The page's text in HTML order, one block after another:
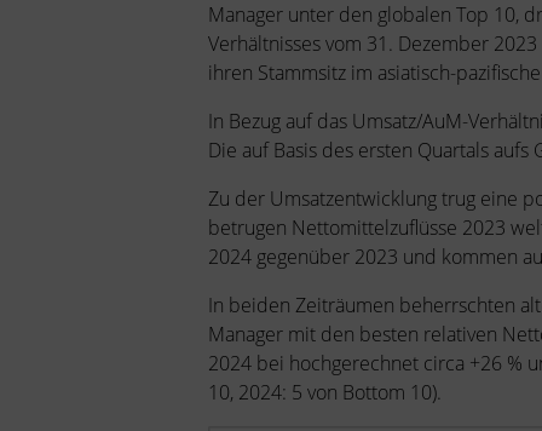
Manager unter den globalen Top 10,
Verhältnisses vom 31. Dezember
ihren Stammsitz im asiatisch-
In Bezug auf das Umsatz/AuM-
Die auf Basis des ersten Quartals
Zu der Umsatzentwicklung trug eine
betrugen Nettomittelzuflüsse 2023
2024 gegenüber 2023 und kommen
In beiden Zeiträumen beherrschten
Manager mit den besten relativen
2024 bei hochgerechnet circa +26 %
10, 2024: 5 von Bottom 10).